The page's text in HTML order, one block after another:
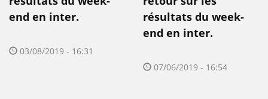
end en inter.
03/08/2019 - 16:31
résultats du week-
end en inter.
07/06/2019 - 16:54